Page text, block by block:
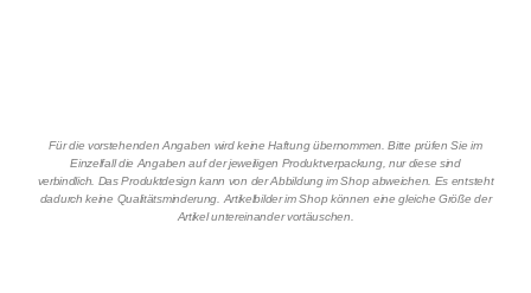
Für die vorstehenden Angaben wird keine Haftung übernommen. Bitte prüfen Sie im
Einzelfall die Angaben auf der jeweiligen Produktverpackung, nur diese sind
verbindlich. Das Produktdesign kann von der Abbildung im Shop abweichen. Es entsteht
dadurch keine Qualitätsminderung. Artikelbilder im Shop können eine gleiche Größe der
Artikel untereinander vortäuschen.